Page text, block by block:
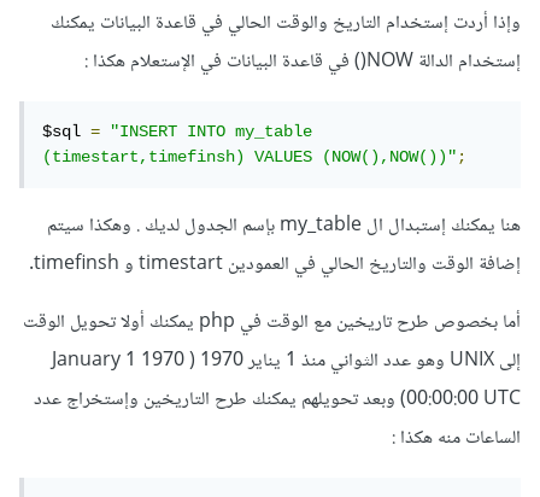
وإذا أردت إستخدام التاريخ والوقت الحالي في قاعدة البيانات يمكنك
إستخدام الدالة NOW() في قاعدة البيانات في الإستعلام هكذا
$sql =
"INSERT INTO my_table
(timestart,timefinsh) VALUES (NOW(),NOW())";
هنا يمكنك إستبدال ال my_table بإسم الجدول لديك . وهكذا سيتم
إضافة الوقت والتاريخ الحالي في العمودين timestart و timefinsh.
أما بخصوص طرح تاريخين مع الوقت في php يمكنك أولا تحويل الوقت
إلى UNIX وهو عدد الثواني منذ 1 يناير 1970 ( January 1 1970
00:00:00 UTC) وبعد تحويلهم يمكنك طرح التاريخين وإستخراج عدد
الساعات منه هكذا